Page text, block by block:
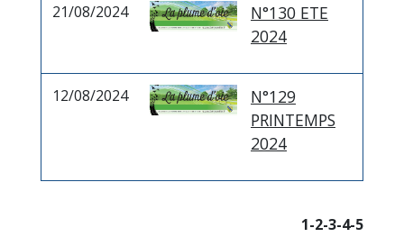
21/08/2024
N°130 ETE
2024
12/08/2024
N°129
PRINTEMPS
2024
1-2-3-4-5